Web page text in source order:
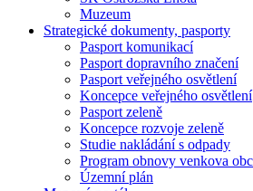
Muzeum
Strategické dokumenty, pasporty
Pasport komunikací
Pasport dopravního značení
Pasport veřejného osvětlení
Koncepce veřejného osvětlení
Pasport zeleně
Koncepce rozvoje zeleně
Studie nakládání s odpady
Program obnovy venkova
Územní plán